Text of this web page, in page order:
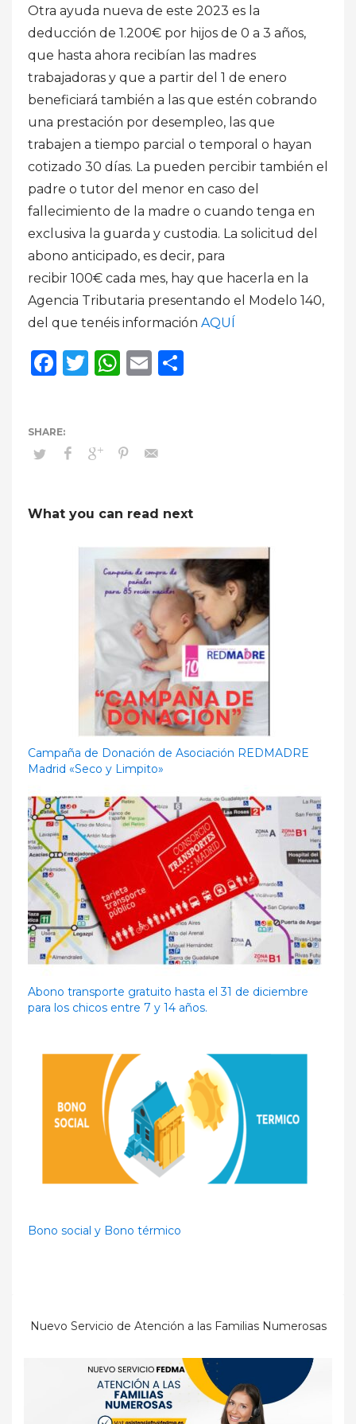
Otra ayuda nueva de este 2023 es la
deducción de 1.200€ por hijos de 0 a 3 años,
que hasta ahora recibían las madres
trabajadoras y que a partir del 1 de enero
beneficiará también a las que estén cobrando
una prestación por desempleo, las que
trabajen a tiempo parcial o temporal o hayan
cotizado 30 días. La pueden percibir también el
padre o tutor del menor en caso del
fallecimiento de la madre o cuando tenga en
exclusiva la guarda y custodia. La solicitud del
abono anticipado, es decir, para
recibir 100€ cada mes, hay que hacerla en la
Agencia Tributaria presentando el Modelo 140,
del que tenéis información AQUÍ
Facebook
Twitter
WhatsApp
Email
What you can read next
Campaña de Donación de Asociación REDMADRE
Madrid «Seco y Limpito»
Abono transporte gratuito hasta el 31 de diciembre
para los chicos entre 7 y 14 años.
Bono social y Bono térmico
Nuevo Servicio de Atención a las Familias Numerosas